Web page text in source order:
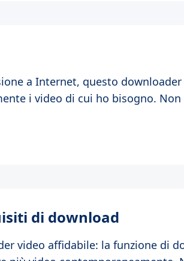
a Internet, questo
i video di cui ho bisogno.
di download
video affidabile: la funzione di